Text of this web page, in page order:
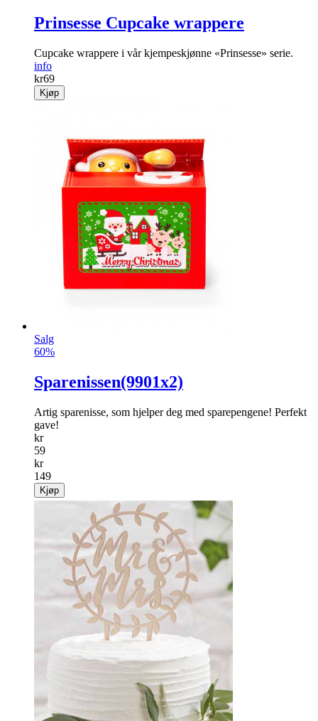
Prinsesse Cupcake wrappere
Cupcake wrappere i vår kjempeskjønne «Prinsesse» serie.
info
kr69
Kjøp
Salg
60%
Sparenissen(9901x2)
Artig sparenisse, som hjelper deg med sparepengene! Perfekt
gave!
kr
59
kr
149
Kjøp